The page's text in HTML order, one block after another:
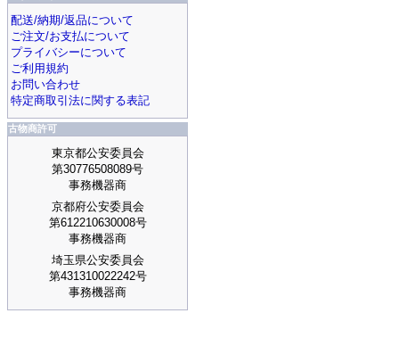
配送/納期/返品について
ご注文/お支払について
プライバシーについて
ご利用規約
お問い合わせ
特定商取引法に関する表記
古物商許可
東京都公安委員会
第30776508089号
事務機器商
京都府公安委員会
第612210630008号
事務機器商
埼玉県公安委員会
第431310022242号
事務機器商